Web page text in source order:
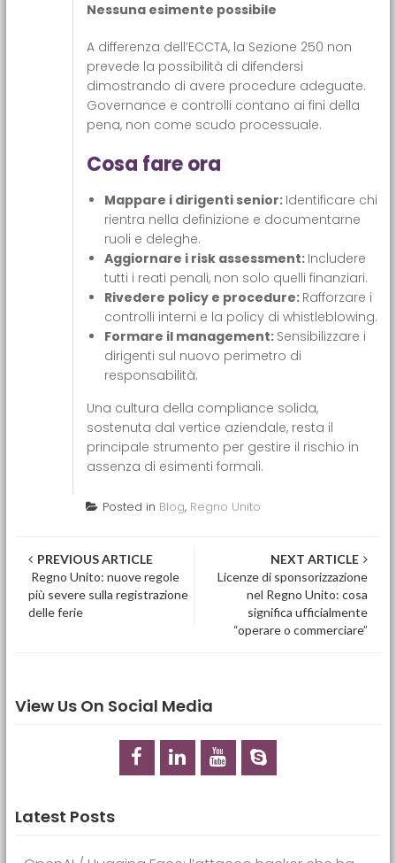
Nessuna esimente possibile
A differenza dell’ECCTA, la Sezione 250 non
prevede la possibilità di difendersi
dimostrando di avere procedure adeguate.
Governance e controlli contano ai fini della
pena, non come scudo processuale.
Cosa fare ora
Mappare i dirigenti senior: Identificare chi
rientra nella definizione e documentarne
ruoli e deleghe.
Aggiornare i risk assessment: Includere
tutti i reati penali, non solo quelli finanziari.
Rivedere policy e procedure: Rafforzare i
controlli interni e la policy di whistleblowing.
Formare il management: Sensibilizzare i
dirigenti sul nuovo perimetro di
responsabilità.
Una cultura della compliance solida,
sostenuta dal vertice aziendale, resta il
principale strumento per gestire il rischio in
assenza di esimenti formali.
Posted in Blog, Regno Unito
Post navigation
PREVIOUS ARTICLE
Regno Unito: nuove regole
più severe sulla registrazione
delle ferie
NEXT ARTICLE
Licenze di sponsorizzazione
nel Regno Unito: cosa
significa ufficialmente
“operare o commerciare”
View Us On Social Media
Latest Posts